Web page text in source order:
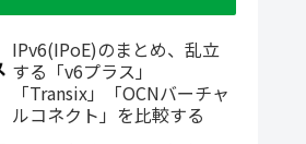
IPv6(IPoE)のまとめ、乱立
する「v6プラス」
「Transix」「OCNバーチャ
ルコネクト」を比較する